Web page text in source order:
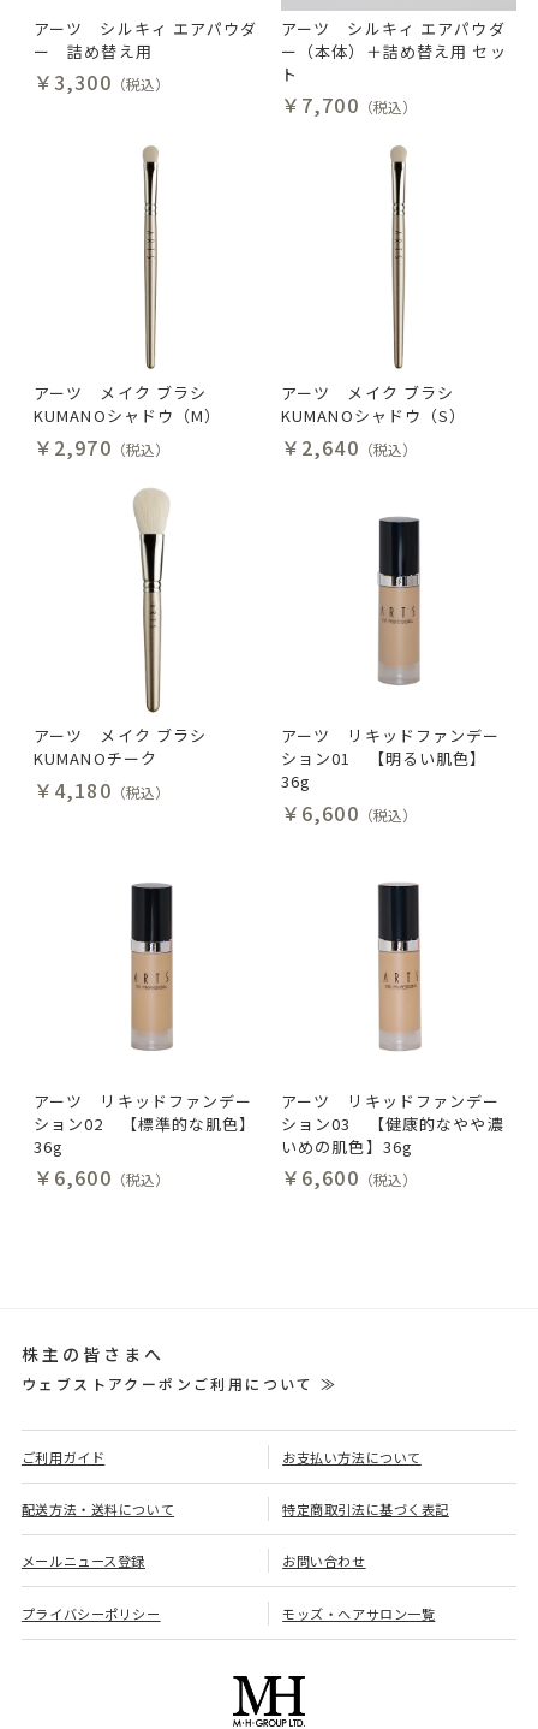
アーツ シルキィ エアパウダ
ー 詰め替え用
￥3,300 （税込）
アーツ シルキィ エアパウダ
ー（本体）＋詰め替え用 セッ
ト
￥7,700 （税込）
アーツ メイク ブラシ
KUMANOシャドウ（M）
￥2,970 （税込）
アーツ メイク ブラシ
KUMANOシャドウ（S）
￥2,640 （税込）
アーツ メイク ブラシ
KUMANOチーク
￥4,180 （税込）
アーツ リキッドファンデー
ション01 【明るい肌色】
36g
￥6,600 （税込）
アーツ リキッドファンデー
ション02 【標準的な肌色】
36g
￥6,600 （税込）
アーツ リキッドファンデー
ション03 【健康的なやや濃
いめの肌色】36g
￥6,600 （税込）
株主の皆さまへ
ウェブストアクーポンご利用について ≫
ご利用ガイド お支払い方法について
配送方法・送料について 特定商取引法に基づく表記
メールニュース登録 お問い合わせ
プライバシーポリシー モッズ・ヘアサロン一覧